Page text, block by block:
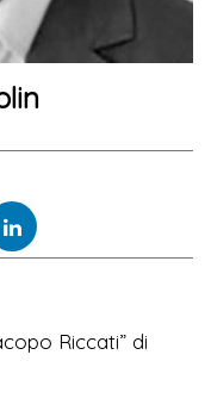
Riccati” di